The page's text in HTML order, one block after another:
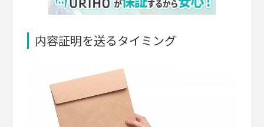
内容証明を送るタイミング